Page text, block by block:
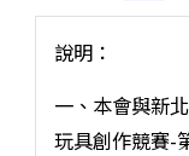
說明：
一、本會與新
玩具創作競賽-